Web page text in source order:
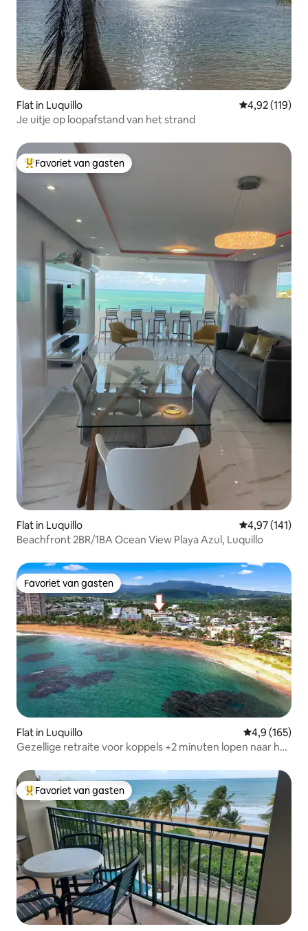
Flat in Luquillo Gemiddelde
4,92 (119)
Je uitje op loopafstand van het strand
Topfavoriet van gasten
Favoriet van gasten
Flat in Luquillo Gemiddelde
4,97 (141)
Beachfront 2BR/1BA Ocean View Playa Azul, Luquillo
Favoriet van gasten
Favoriet van gasten
Flat in Luquillo Gemiddelde
4,9 (165)
Gezellige retraite voor koppels +2 minuten lopen naar het
Topfavoriet van gasten
Favoriet van gasten